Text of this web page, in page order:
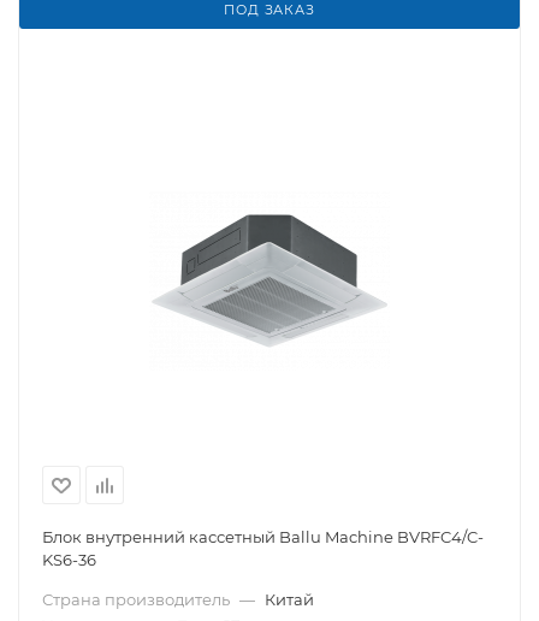
ПОД ЗАКАЗ
Блок внутренний кассетный Ballu Machine BVRFC4/C-
KS6-36
Страна производитель — Китай